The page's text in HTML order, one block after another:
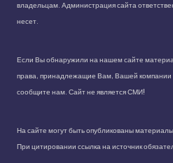
владельцам. Администрация сайта
несет.
Если Вы обнаружили на нашем сайте
права, принадлежащие Вам, Вашей компании
сообщите нам. Сайт не является СМИ!
На сайте могут быть опубликованы
При цитировании ссылка на источник